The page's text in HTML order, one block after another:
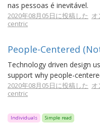
nas pessoas é inevitável.
2020年08月05日に投稿した オ
centric
People-Centered
Technology driven design
support why people-
2020年08月05日に投稿した オ
centric
Individuals Simple read